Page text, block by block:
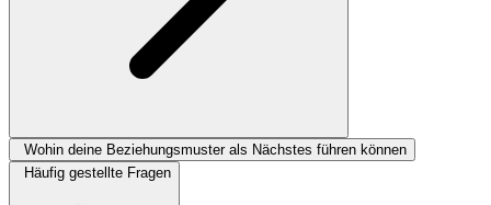
Wohin deine Beziehungsmuster als Nächstes führen können
Häufig gestellte Fragen